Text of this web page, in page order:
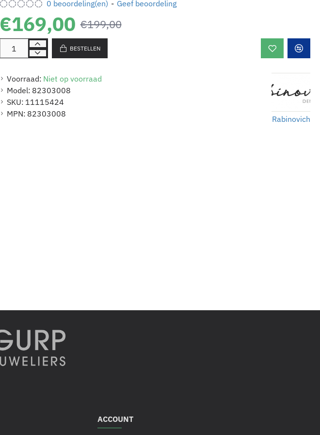
Voorraad: Niet op voorraad
Model: 82303008
SKU: 11115424
MPN: 82303008
Rabinovich
0 beoordeling(en) - Geef beoordeling
€169,00 €199,00
BESTELLEN
ACCOUNT